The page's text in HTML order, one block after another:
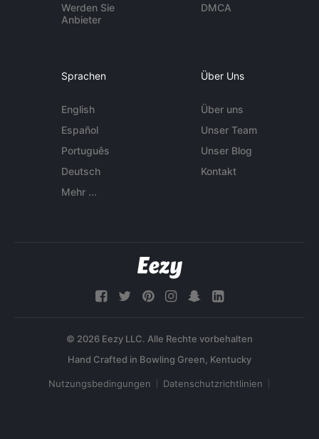
Werden Sie
Anbieter
DMCA
Sprachen
English
Español
Português
Deutsch
Mehr ...
Über Uns
Über uns
Unser Team
Unser Blog
Kontakt
© 2026 Eezy LLC. Alle Rechte vorbehalten
Nutzungsbedingungen Datenschutzrichtlinien